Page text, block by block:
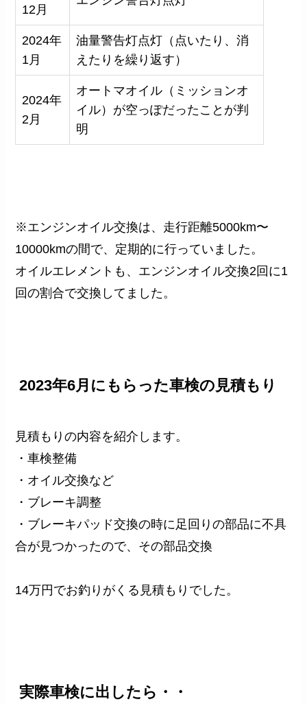
12月
2024年
1月
油量警告灯点灯（点いたり、消
えたりを繰り返す）
2024年
2月
オートマオイル（ミッションオ
イル）が空っぽだったことが判
明
※エンジンオイル交換は、走行距離5000km〜
10000kmの間で、定期的に行っていました。
オイルエレメントも、エンジンオイル交換2回に1
回の割合で交換してました。
2023年6月にもらった車検の見積もり
見積もりの内容を紹介します。
・車検整備
・オイル交換など
・ブレーキ調整
・ブレーキパッド交換の時に足回りの部品に不具
合が見つかったので、その部品交換
14万円でお釣りがくる見積もりでした。
実際車検に出したら・・